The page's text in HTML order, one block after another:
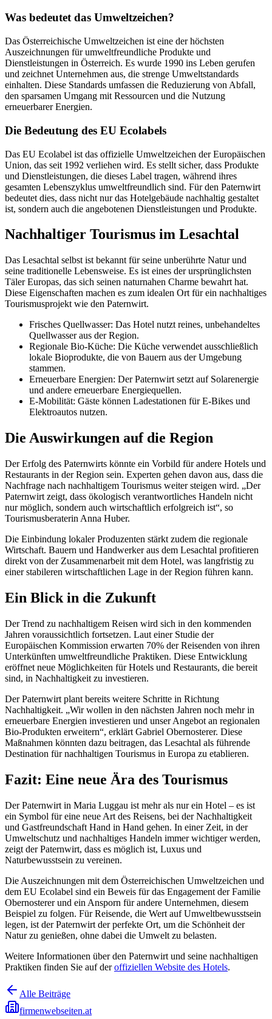
Was bedeutet das Umweltzeichen?
Das Österreichische Umweltzeichen ist eine der höchsten
Auszeichnungen für umweltfreundliche Produkte und
Dienstleistungen in Österreich. Es wurde 1990 ins Leben gerufen
und zeichnet Unternehmen aus, die strenge Umweltstandards
einhalten. Diese Standards umfassen die Reduzierung von Abfall,
den sparsamen Umgang mit Ressourcen und die Nutzung
erneuerbarer Energien.
Die Bedeutung des EU Ecolabels
Das EU Ecolabel ist das offizielle Umweltzeichen der Europäischen
Union, das seit 1992 verliehen wird. Es stellt sicher, dass Produkte
und Dienstleistungen, die dieses Label tragen, während ihres
gesamten Lebenszyklus umweltfreundlich sind. Für den Paternwirt
bedeutet dies, dass nicht nur das Hotelgebäude nachhaltig gestaltet
ist, sondern auch die angebotenen Dienstleistungen und Produkte.
Nachhaltiger Tourismus im Lesachtal
Das Lesachtal selbst ist bekannt für seine unberührte Natur und
seine traditionelle Lebensweise. Es ist eines der ursprünglichsten
Täler Europas, das sich seinen naturnahen Charme bewahrt hat.
Diese Eigenschaften machen es zum idealen Ort für ein nachhaltiges
Tourismusprojekt wie den Paternwirt.
Frisches Quellwasser: Das Hotel nutzt reines, unbehandeltes
Quellwasser aus der Region.
Regionale Bio-Küche: Die Küche verwendet ausschließlich
lokale Bioprodukte, die von Bauern aus der Umgebung
stammen.
Erneuerbare Energien: Der Paternwirt setzt auf Solarenergie
und andere erneuerbare Energiequellen.
E-Mobilität: Gäste können Ladestationen für E-Bikes und
Elektroautos nutzen.
Die Auswirkungen auf die Region
Der Erfolg des Paternwirts könnte ein Vorbild für andere Hotels und
Restaurants in der Region sein. Experten gehen davon aus, dass die
Nachfrage nach nachhaltigem Tourismus weiter steigen wird. „Der
Paternwirt zeigt, dass ökologisch verantwortliches Handeln nicht
nur möglich, sondern auch wirtschaftlich erfolgreich ist“, so
Tourismusberaterin Anna Huber.
Die Einbindung lokaler Produzenten stärkt zudem die regionale
Wirtschaft. Bauern und Handwerker aus dem Lesachtal profitieren
direkt von der Zusammenarbeit mit dem Hotel, was langfristig zu
einer stabileren wirtschaftlichen Lage in der Region führen kann.
Ein Blick in die Zukunft
Der Trend zu nachhaltigem Reisen wird sich in den kommenden
Jahren voraussichtlich fortsetzen. Laut einer Studie der
Europäischen Kommission erwarten 70% der Reisenden von ihren
Unterkünften umweltfreundliche Praktiken. Diese Entwicklung
eröffnet neue Möglichkeiten für Hotels und Restaurants, die bereit
sind, in Nachhaltigkeit zu investieren.
Der Paternwirt plant bereits weitere Schritte in Richtung
Nachhaltigkeit. „Wir wollen in den nächsten Jahren noch mehr in
erneuerbare Energien investieren und unser Angebot an regionalen
Bio-Produkten erweitern“, erklärt Gabriel Obernosterer. Diese
Maßnahmen könnten dazu beitragen, das Lesachtal als führende
Destination für nachhaltigen Tourismus in Europa zu etablieren.
Fazit: Eine neue Ära des Tourismus
Der Paternwirt in Maria Luggau ist mehr als nur ein Hotel – es ist
ein Symbol für eine neue Art des Reisens, bei der Nachhaltigkeit
und Gastfreundschaft Hand in Hand gehen. In einer Zeit, in der
Umweltschutz und nachhaltiges Handeln immer wichtiger werden,
zeigt der Paternwirt, dass es möglich ist, Luxus und
Naturbewusstsein zu vereinen.
Die Auszeichnungen mit dem Österreichischen Umweltzeichen und
dem EU Ecolabel sind ein Beweis für das Engagement der Familie
Obernosterer und ein Ansporn für andere Unternehmen, diesem
Beispiel zu folgen. Für Reisende, die Wert auf Umweltbewusstsein
legen, ist der Paternwirt der perfekte Ort, um die Schönheit der
Natur zu genießen, ohne dabei die Umwelt zu belasten.
Weitere Informationen über den Paternwirt und seine nachhaltigen
Praktiken finden Sie auf deroffiziellen Website des Hotels.
Alle Beiträge
firmenwebseiten.at